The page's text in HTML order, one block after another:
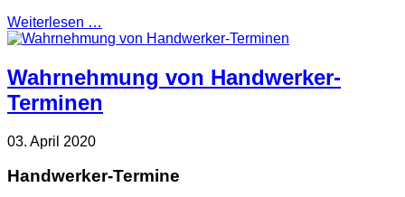
Weiterlesen …
Wahrnehmung von Handwerker-
Terminen
03. April 2020
Handwerker-Termine